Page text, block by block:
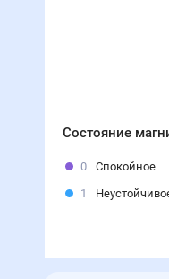
Состояние
0
Спокойное
1